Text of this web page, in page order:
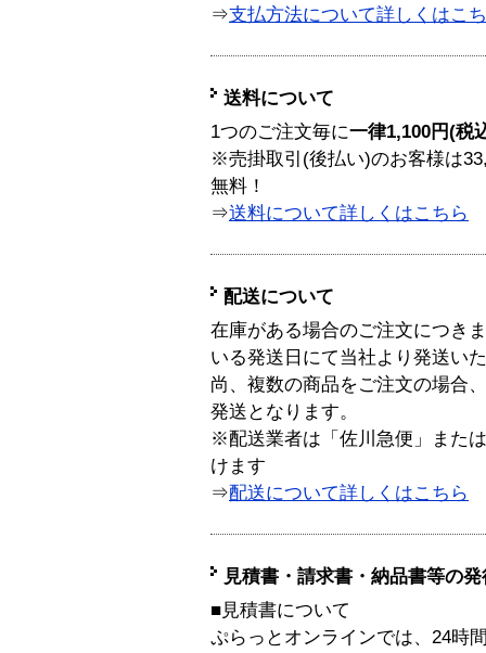
⇒支払方法について詳しくはこ
送料について
1つのご注文毎に一律1,100円(税
※売掛取引(後払い)のお客様は
無料！
⇒送料について詳しくはこちら
配送について
在庫がある場合のご注文につき
いる発送日にて当社より発送い
尚、複数の商品をご注文の場合
発送となります。
※配送業者は「佐川急便」また
けます
⇒配送について詳しくはこちら
見積書・請求書・納品書等の
■見積書について
ぷらっとオンラインでは、24時